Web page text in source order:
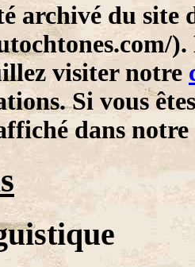
archivé du site
visiter notre
Si vous
dans